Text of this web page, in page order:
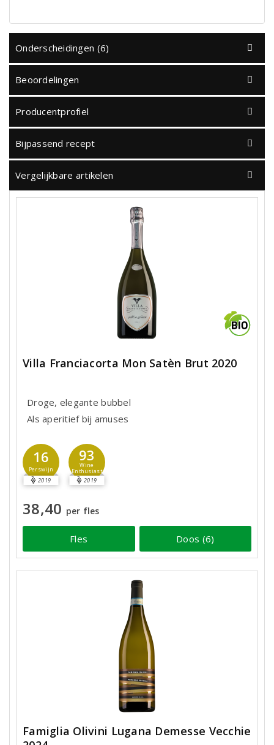
Onderscheidingen (6)
Beoordelingen
Producentprofiel
Bijpassend recept
Vergelijkbare artikelen
Villa Franciacorta Mon Satèn Brut 2020
Droge, elegante bubbel
Als aperitief bij amuses
16
Perswijn
2019
93
Wine
Enthusiast
2019
38,40 per fles
Fles Doos (6)
Famiglia Olivini Lugana Demesse Vecchie